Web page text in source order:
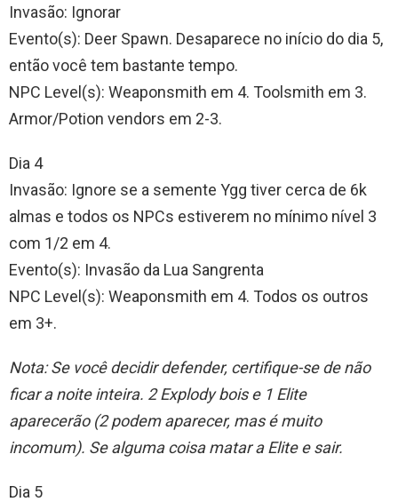
Invasão: Ignorar
Evento(s): Deer Spawn. Desaparece no início do dia 5,
então você tem bastante tempo.
NPC Level(s): Weaponsmith em 4. Toolsmith em 3.
Armor/Potion vendors em 2-3.
Dia 4
Invasão: Ignore se a semente Ygg tiver cerca de 6k
almas e todos os NPCs estiverem no mínimo nível 3
com 1/2 em 4.
Evento(s): Invasão da Lua Sangrenta
NPC Level(s): Weaponsmith em 4. Todos os outros
em 3+.
Nota: Se você decidir defender, certifique-se de não
ficar a noite inteira. 2 Explody bois e 1 Elite
aparecerão (2 podem aparecer, mas é muito
incomum). Se alguma coisa matar a Elite e sair.
Dia 5